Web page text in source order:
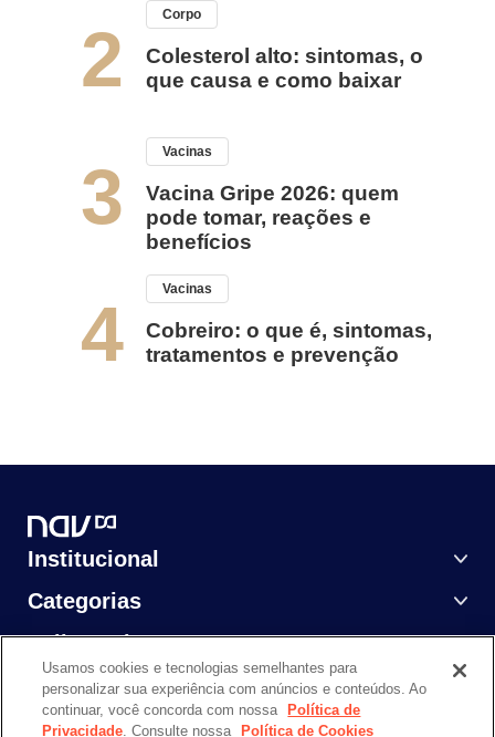
2
Corpo
Colesterol alto: sintomas, o
que causa e como baixar
3
Vacinas
Vacina Gripe 2026: quem
pode tomar, reações e
benefícios
4
Vacinas
Cobreiro: o que é, sintomas,
tratamentos e prevenção
Institucional
Categorias
Saiba Mais
Usamos cookies e tecnologias semelhantes para
personalizar sua experiência com anúncios e conteúdos. Ao
continuar, você concorda com nossa
Política de
Privacidade. Consulte nossa Política de Cookies